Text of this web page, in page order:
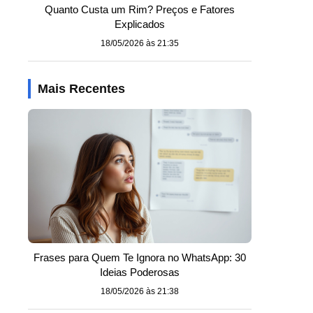
Quanto Custa um Rim? Preços e Fatores
Explicados
18/05/2026 às 21:35
Mais Recentes
Frases para Quem Te Ignora no WhatsApp: 30
Ideias Poderosas
18/05/2026 às 21:38